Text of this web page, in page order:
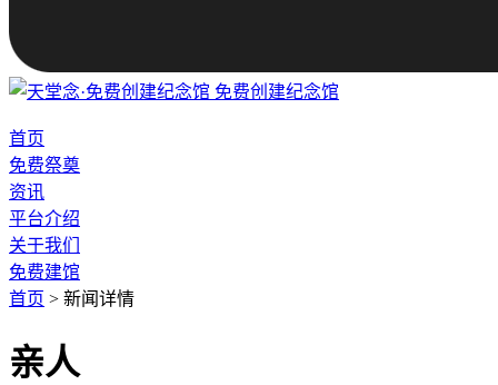
免费创建纪念馆
首页
免费祭奠
资讯
平台介绍
关于我们
免费建馆
首页 > 新闻详情
亲人